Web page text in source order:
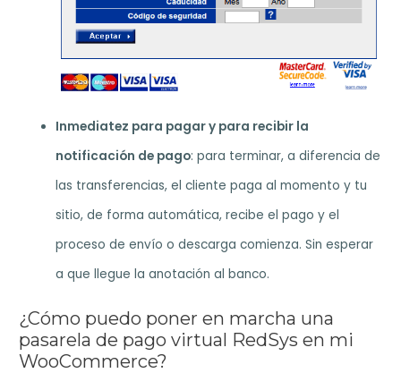
Inmediatez para pagar y para recibir la
notificación de pago: para terminar, a diferencia de
las transferencias, el cliente paga al momento y tu
sitio, de forma automática, recibe el pago y el
proceso de envío o descarga comienza. Sin esperar
a que llegue la anotación al banco.
¿Cómo puedo poner en marcha una
pasarela de pago virtual RedSys en mi
WooCommerce?